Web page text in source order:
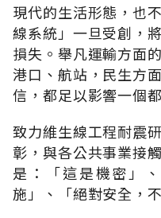
現代的生活形態，也
線系統」一旦受創，
損失。舉凡運輸方面
港口、航站，民生方
信，都足以影響一個
致力維生線工程耐震
彰，與各公共事業接
是：「這是機密」
施」、「絕對安全，